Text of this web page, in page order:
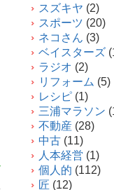
スズキヤ (2)
スポーツ (20)
ネコさん (3)
ベイスターズ
ラジオ (2)
リフォーム (5)
レシピ (1)
三浦マラソン
不動産 (28)
中古 (11)
人本経営 (1)
個人的 (112)
匠 (12)